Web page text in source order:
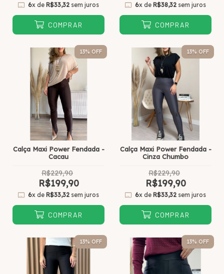
6x de R$33,32 sem juros
COMPRAR
6x de R$38,32 sem juros
COMPRAR
13% OFF
Calça Maxi Power Fendada -
Cacau
R$229,90
R$199,90
6x de R$33,32 sem juros
COMPRAR
13% OFF
Calça Maxi Power Fendada -
Cinza Chumbo
R$229,90
R$199,90
6x de R$33,32 sem juros
COMPRAR
13% OFF 13% OFF